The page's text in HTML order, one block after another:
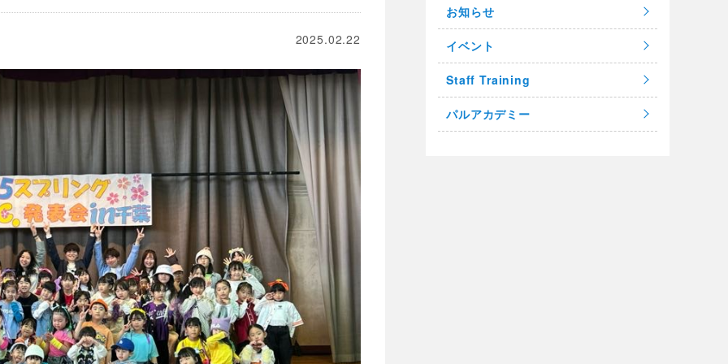
2025.02.22
お知らせ
イベント
Staff Training
パルアカデミー